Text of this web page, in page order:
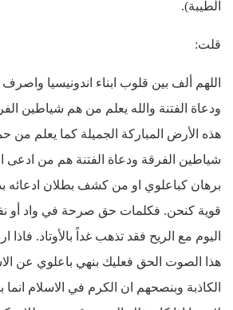
الطيبة).
قلت:
اللهم ألف بين قلوب ابناء اندونيسيا
ودعاة الفتنة والله يعلم من هم شياطين
هذه الأرض المباركة الجميلة كما يعلم من
شياطين الفرقة ودعاة الفتنة هم من ادعى
برهان كباعلوي او من كشف بطلان ادعائه
قوية كنحن. فكلمات حق صرحة في واد أو
اليوم مع الريح فقد تذهب غداً بالأوتاد.
هذا الصوت الحق فعليك بنهي باعلوي عن
الكاذبة وبنصحهم ان الكرم في الاسلام انما